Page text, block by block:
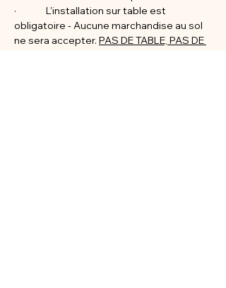
·              L'installation sur table est
obligatoire - Aucune marchandise au sol
ne sera accepter. PAS DE TABLE, PAS DE